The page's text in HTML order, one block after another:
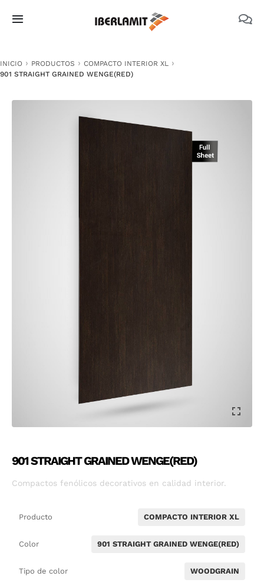
Toggle
INICIO PRODUCTOS
COMPACTO INTERIOR XL
901 STRAIGHT GRAINED WENGE(RED)
901 STRAIGHT GRAINED WENGE(RED)
Compactos fenólicos decorativos en calidad interior.
Producto COMPACTO INTERIOR XL
Color 901 STRAIGHT GRAINED WENGE(RED)
Tipo de color WOODGRAIN